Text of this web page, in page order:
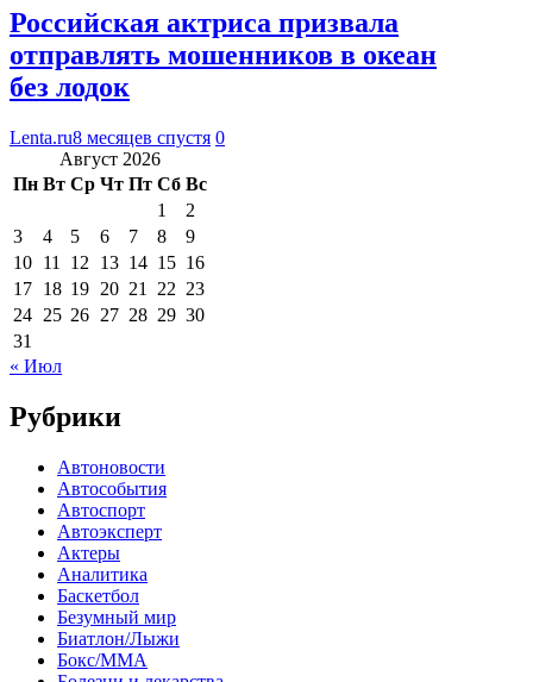
Российская актриса призвала
отправлять мошенников в океан
без лодок
Lenta.ru8 месяцев спустя 0
Август 2026
Пн Вт Ср Чт Пт Сб Вс
1
2
3
4 5 6 7 8
9
10 11 12 13 14 15 16
17 18 19 20 21 22 23
24 25 26 27 28 29 30
31
« Июл
Рубрики
Автоновости
Автособытия
Автоспорт
Автоэксперт
Актеры
Аналитика
Баскетбол
Безумный мир
Биатлон/Лыжи
Бокс/MMA